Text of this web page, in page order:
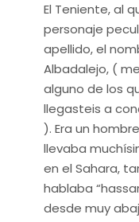
El Teniente, al
personaje
apellido, el
Albadalejo, (
alguno de los
llegasteis a
). Era un
llevaba
en el Sahara,
hablaba
desde muy